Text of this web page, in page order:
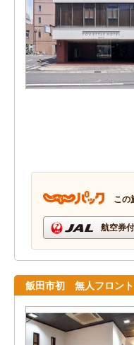
この
航空券
飯田市初 無人フロン